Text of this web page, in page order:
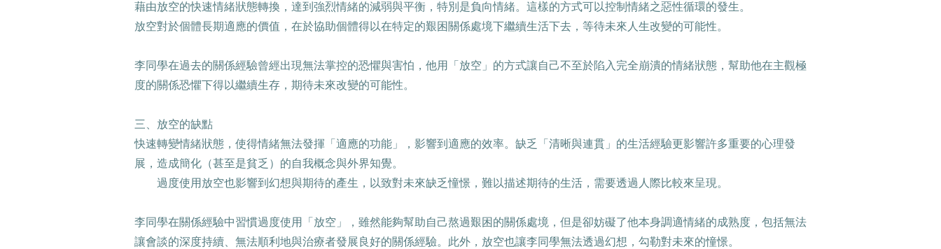
藉由放空的快速情緒狀態轉換，達到強烈情緒的減弱與平衡，特別是負向情緒。這樣的方式可以控制情緒之惡性循環的發生。
放空對於個體長期適應的價值，在於協助個體得以在特定的艱困關係處境下繼續生活下去，等待未來人生改變的可能性。
李同學在過去的關係經驗曾經出現無法掌控的恐懼與害怕，他用「放空」的方式讓自己不至於陷入完全崩潰的情緒狀態，幫助他在主觀極
度的關係恐懼下得以繼續生存，期待未來改變的可能性。
三、放空的缺點
快速轉變情緒狀態，使得情緒無法發揮「適應的功能」，影響到適應的效率。缺乏「清晰與連貫」的生活經驗更影響許多重要的心理發
展，造成簡化（甚至是貧乏）的自我概念與外界知覺。
過度使用放空也影響到幻想與期待的產生，以致對未來缺乏憧憬，難以描述期待的生活，需要透過人際比較來呈現。
李同學在關係經驗中習慣過度使用「放空」，雖然能夠幫助自己熬過艱困的關係處境，但是卻妨礙了他本身調適情緒的成熟度，包括無法
讓會談的深度持續、無法順利地與治療者發展良好的關係經驗。此外，放空也讓李同學無法透過幻想，勾勒對未來的憧憬。